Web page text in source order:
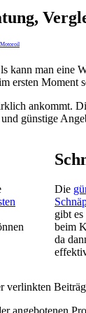
kann man eine
ersten Moment
ankommt.
günstige
Die
gibt
beim
da
verlinkten